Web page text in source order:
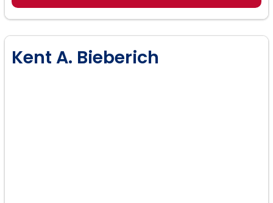
Kent A. Bieberich